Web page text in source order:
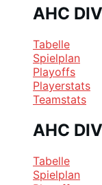
AHC
Tabelle
Spielplan
Playoffs
Playerstats
Teamstats
AHC
Tabelle
Spielplan